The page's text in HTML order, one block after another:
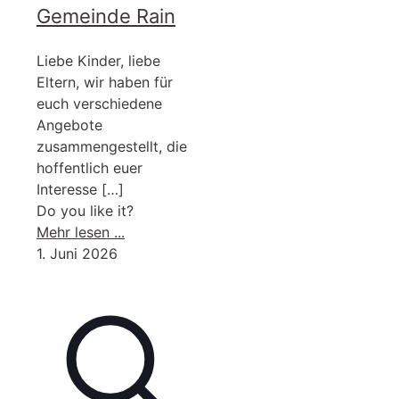
Gemeinde Rain
Liebe Kinder, liebe
Eltern, wir haben für
euch verschiedene
Angebote
zusammengestellt, die
hoffentlich euer
Interesse […]
Do you like it?
Mehr lesen ...
Gemeinde
Rain
1. Juni 2026